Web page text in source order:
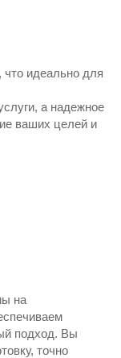
идеально для
а надежное
ваших целей и
на
подход. Вы
точно